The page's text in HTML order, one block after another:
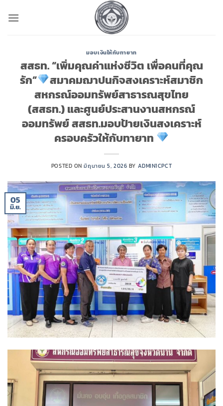
มอบเงินให้กับทายาท
สสธท. “เพิ่มคุณค่าแห่งชีวิต เพื่อคนที่คุณ
รัก”
สมาคมฌาปนกิจสงเคราะห์สมาชิก
สหกรณ์ออมทรัพย์สาธารณสุขไทย
(สสธท.) และศูนย์ประสานงานสหกรณ์
ออมทรัพย์ สสธท.มอบป้ายเงินสงเคราะห์
ครอบครัวให้กับทายาท
POSTED ONมิถุนายน 5, 2026 BY ADMIN1CPCT
05
มิ.ย.